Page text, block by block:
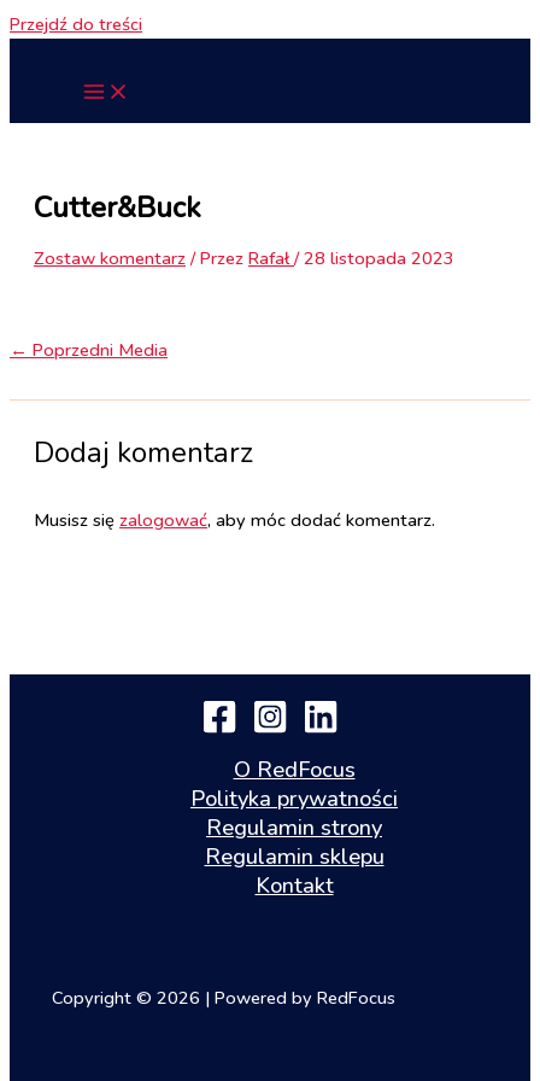
Przejdź do treści
Cutter&Buck
Zostaw komentarz / Przez Rafał/28 listopada 2023
← Poprzedni Media
Dodaj komentarz
Musisz się zalogować, aby móc dodać komentarz.
O RedFocus
Polityka prywatności
Regulamin strony
Regulamin sklepu
Kontakt
Copyright © 2026 | Powered by RedFocus